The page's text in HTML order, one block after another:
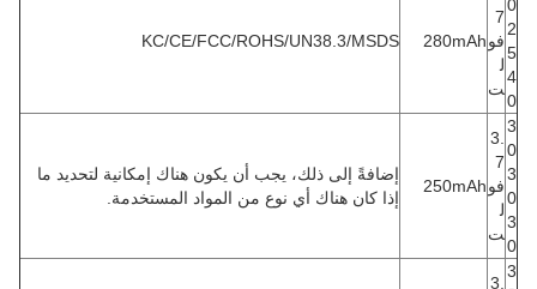
0
2
5
4
0
7
فو
ل
ت
280mAh
KC/CE/FCC/ROHS/UN38.3/MSDS
3
0
3
0
3
0
3.
7
فو
ل
ت
250mAh
إضافةً إلى ذلك، يجب أن يكون هناك إمكانية لتحديد ما
إذا كان هناك أي نوع من المواد المستخدمة.
3
3.